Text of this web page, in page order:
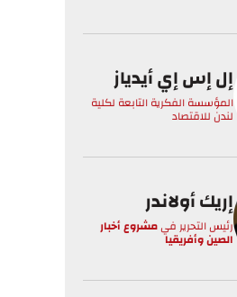
إل إس إي أيدياز
المؤسسة الفكرية التابعة لكلية
لندن للاقتصاد
إريك أولاندر
رئيس التحرير فيمشروع أخبار
الصين وأفريقيا